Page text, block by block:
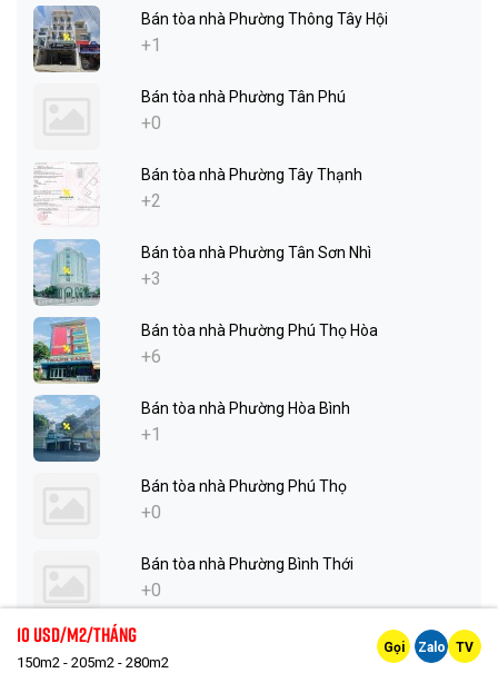
Bán tòa nhà Phường Thông Tây Hội
+1
Bán tòa nhà Phường Tân Phú
+0
Bán tòa nhà Phường Tây Thạnh
+2
Bán tòa nhà Phường Tân Sơn Nhì
+3
Bán tòa nhà Phường Phú Thọ Hòa
+6
Bán tòa nhà Phường Hòa Bình
+1
Bán tòa nhà Phường Phú Thọ
+0
Bán tòa nhà Phường Bình Thới
+0
+1
10 Usd/m2/tháng
150m2 - 205m2 - 280m2
Gọi Zalo TV